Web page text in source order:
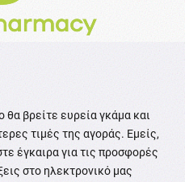
βρείτε ευρεία γκάμα και
τιμές της αγοράς. Εμείς,
έγκαιρα για τις προσφορές
στο ηλεκτρονικό μας